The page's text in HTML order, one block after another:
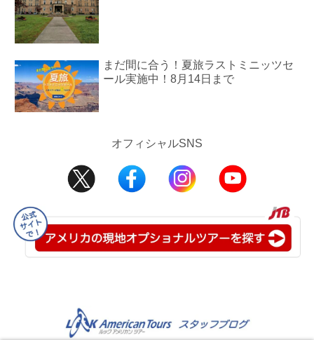
まだ間に合う！夏旅ラストミニッツセ
ール実施中！8月14日まで
オフィシャルSNS